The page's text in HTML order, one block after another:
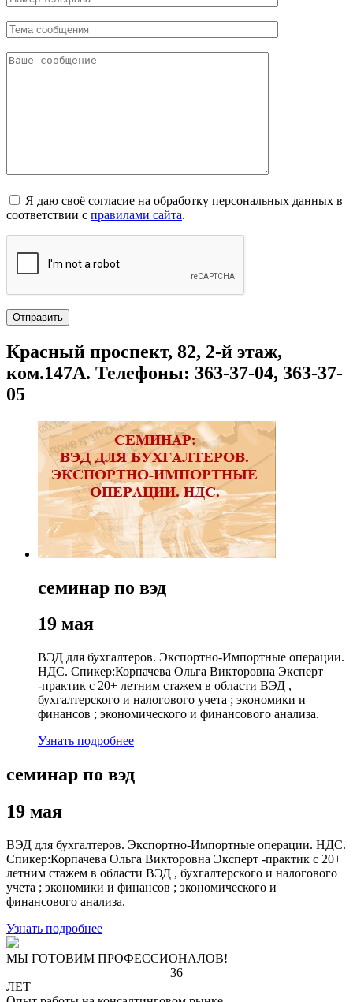
Я даю своё согласие на обработку персональных данных в
соответствии с правилами сайта.
Красный проспект, 82, 2-й этаж,
ком.147А. Телефоны: 363-37-04, 363-37-
05
семинар по вэд
19 мая
ВЭД для бухгалтеров. Экспортно-Импортные операции.
НДС. Спикер:Корпачева Ольга Викторовна Эксперт
-практик с 20+ летним стажем в области ВЭД ,
бухгалтерского и налогового учета ; экономики и
финансов ; экономического и финансового анализа.
Узнать подробнее
семинар по вэд
19 мая
ВЭД для бухгалтеров. Экспортно-Импортные операции. НДС.
Спикер:Корпачева Ольга Викторовна Эксперт -практик с 20+
летним стажем в области ВЭД , бухгалтерского и налогового
учета ; экономики и финансов ; экономического и
финансового анализа.
Узнать подробнее
МЫ ГОТОВИМ ПРОФЕССИОНАЛОВ!
36
ЛЕТ